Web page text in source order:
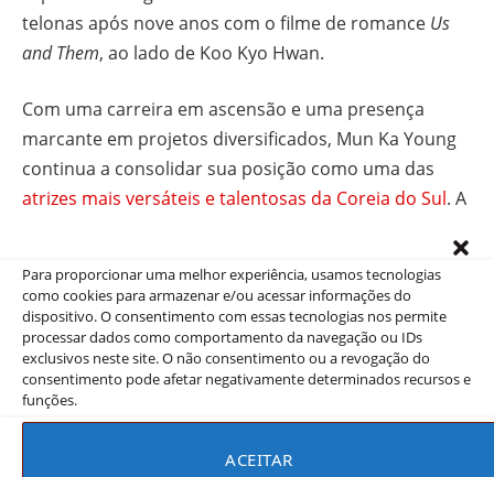
Para proporcionar uma melhor experiência, usamos tecnologias
como cookies para armazenar e/ou acessar informações do
dispositivo. O consentimento com essas tecnologias nos permite
processar dados como comportamento da navegação ou IDs
exclusivos neste site. O não consentimento ou a revogação do
consentimento pode afetar negativamente determinados recursos e
funções.
ACEITAR
telonas após nove anos com o filme de romance Us
and Them, ao lado de Koo Kyo Hwan.
Com uma carreira em ascensão e uma presença
marcante em projetos diversificados, Mun Ka Young
continua a consolidar sua posição como uma das
atrizes mais versáteis e talentosas da Coreia do Sul. A
dramas.
Não deixe de conferir:K-Dramas de Novembro: 6
Estreias para Curtir na Netflix e Viki
Não perca as melhores recomendações dosMelhores
e fique por dentro de tudo que acontece